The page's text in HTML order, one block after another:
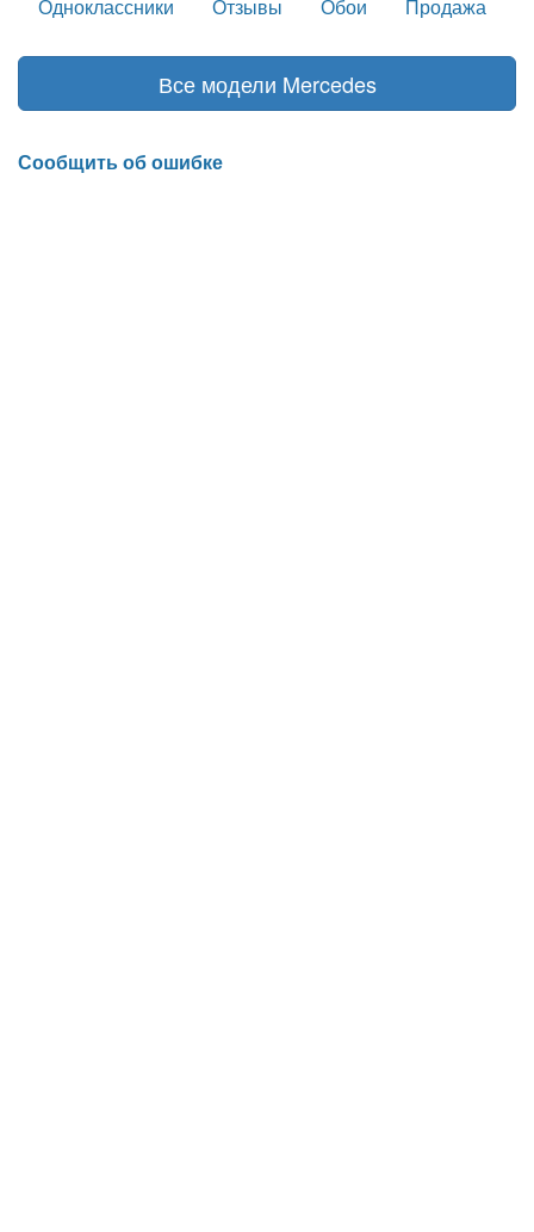
Одноклассники Отзывы Обои Продажа
Все модели Mercedes
Сообщить об ошибке